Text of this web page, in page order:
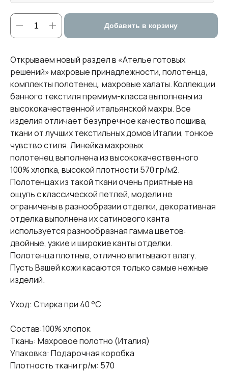
Добавить в корзину
Открываем новый раздел в «Ателье готовых
решений» махровые принадлежности, полотенца,
комплекты полотенец, махровые халаты. Коллекции
банного текстиля премиум-класса выполнены из
высококачественной итальянской махры. Все
изделия отличает безупречное качество пошива,
ткани от лучших текстильных домов Италии, тонкое
чувство стиля. Линейка махровых
полотенец выполнена из высококачественного
100% хлопка, высокой плотности 570 гр/м2.
Полотенцах из такой ткани очень приятные на
ощупь с классической петлей, модели не
ограничены в разнообразии отделки, декоративная
отделка выполнена их сатинового канта
используется разнообразная гамма цветов:
двойные, узкие и широкие канты отделки.
Полотенца плотные, отлично впитывают влагу.
Пусть Вашей кожи касаются только самые нежные
изделий.
Уход: Стирка при 40 °С
Состав:100% хлопок
Ткань: Махровое полотно (Италия)
Упаковка: Подарочная коробка
Плотность ткани гр/м: 570